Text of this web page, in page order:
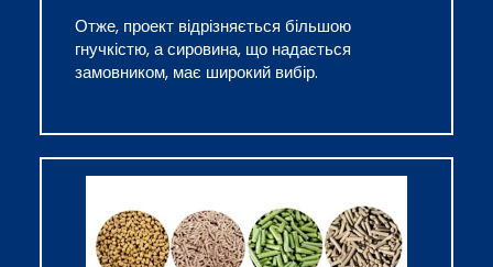
Отже, проект відрізняється більшою
гнучкістю, а сировина, що надається
замовником, має широкий вибір.